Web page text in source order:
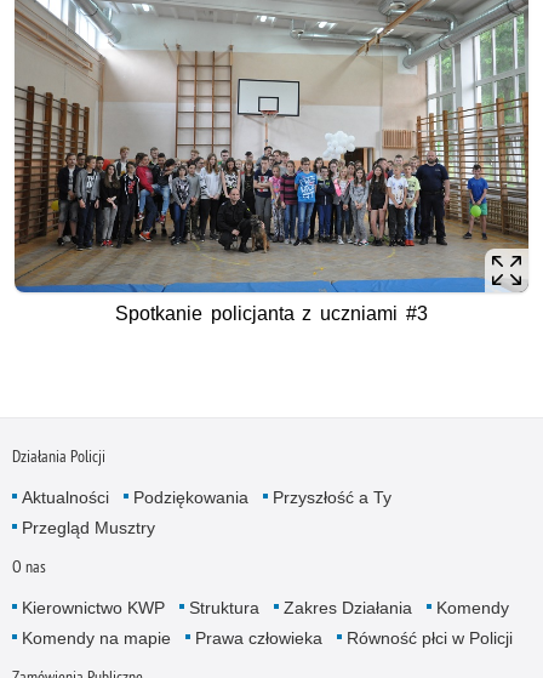
Spotkanie policjanta z uczniami #3
Działania Policji
Aktualności Podziękowania
Przyszłość a Ty
Przegląd Musztry
O nas
Kierownictwo KWP Struktura Zakres Działania
Komendy
Komendy na mapie
Prawa człowieka Równość płci w Policji